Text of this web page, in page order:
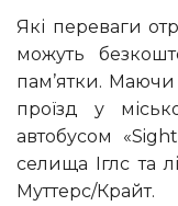
Які переваги отримує власник картки? Туристи
можуть
пам’ятки. Маючи
проїзд у
автобусом
селища Іглс та
Муттерс/